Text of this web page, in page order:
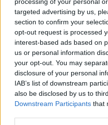
targeted advertising by us,
section to confirm your
opt-out request is processed
interest-based ads based on
us or personal information
your opt-out. You may
disclosure of your personal
IAB’s list of downstream
also be disclosed by us to
Downstream Participants that
ad aver beneficiato
queste prime 7
cosiddette “big”, ma
sino a questo
maggior numero di
giornate, ben 5 volte
contro la Sampdoria).
nonostante per
strumento che